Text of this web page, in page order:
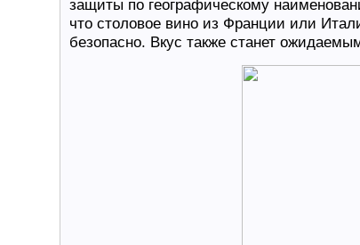
защиты по географическому
что столовое вино из Франции или
безопасно. Вкус также станет